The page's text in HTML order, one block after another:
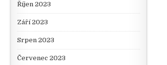
Říjen 2023
Září 2023
Srpen 2023
Červenec 2023